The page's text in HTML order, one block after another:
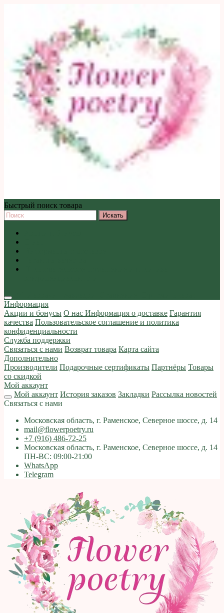
Быстрый поиск товара
Информация
Акции и бонусы О нас Информация о доставке Гарантия
качества Пользовательское соглашение и политика
конфиденциальности
Служба поддержки
Связаться с нами Возврат товара Карта сайта
Дополнительно
Производители Подарочные сертификаты Партнёры Товары
со скидкой
Мой аккаунт
Мой аккаунт История заказов Закладки Рассылка новостей
Связаться с нами
Московская область, г. Раменское, Северное шоссе, д. 14
mail@flowerpoetry.ru
+7 (916) 486-72-25
Московская область, г. Раменское, Северное шоссе, д. 14
ПН-ВС: 09:00-21:00
WhatsApp
Telegram